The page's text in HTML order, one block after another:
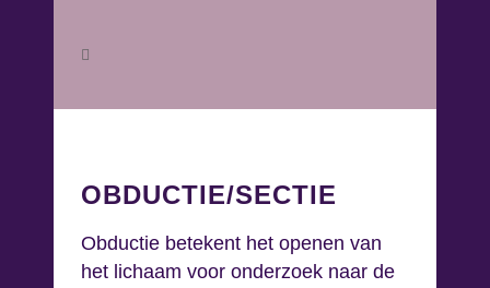
OBDUCTIE/SECTIE
Obductie betekent het openen van
het lichaam voor onderzoek naar de